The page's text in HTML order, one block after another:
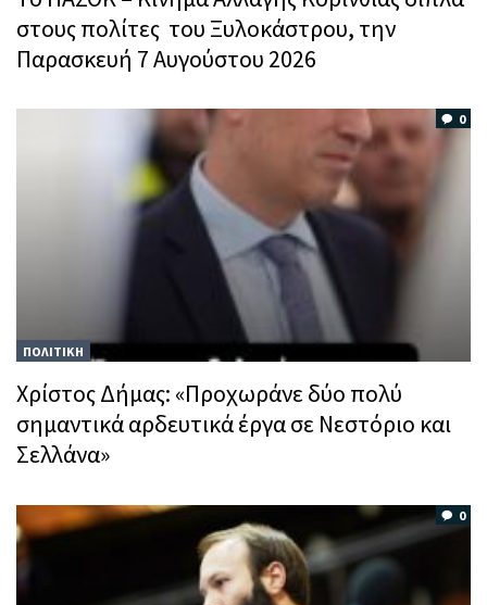
στους πολίτες του Ξυλοκάστρου, την
Παρασκευή 7 Αυγούστου 2026
0
ΠΟΛΙΤΙΚΗ
Χρίστος Δήμας: «Προχωράνε δύο πολύ
σημαντικά αρδευτικά έργα σε Νεστόριο και
Σελλάνα»
0